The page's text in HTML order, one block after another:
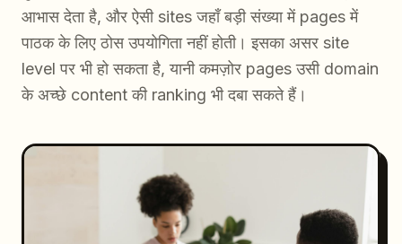
आभास देता है, और ऐसी sites जहाँ बड़ी संख्या में pages में
पाठक के लिए ठोस उपयोगिता नहीं होती। इसका असर site
level पर भी हो सकता है, यानी कमज़ोर pages उसी domain
के अच्छे content की ranking भी दबा सकते हैं।